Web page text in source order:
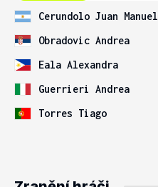
Cerundolo Juan Manuel
Obradovic Andrea
Eala Alexandra
Guerrieri Andrea
Torres Tiago